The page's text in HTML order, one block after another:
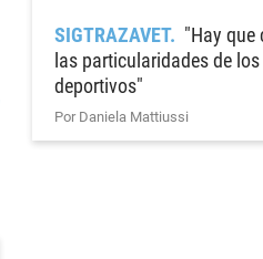
SIGTRAZAVET
"Hay que
las particularidades de
deportivos"
Por Daniela Mattiussi